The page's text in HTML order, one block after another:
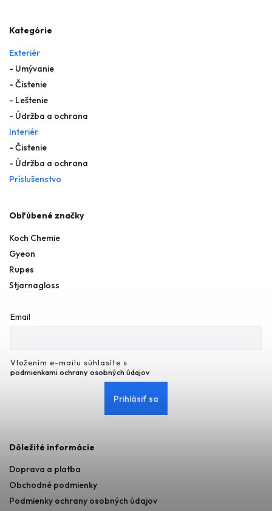
Kategórie
Exteriér
- Umývanie
- Čistenie
- Leštenie
- Údržba a ochrana
Interiér
- Čistenie
- Údržba a ochrana
Príslušenstvo
Obľúbené značky
Koch Chemie
Gyeon
Rupes
Stjarnagloss
Email
Vložením e-mailu súhlasíte s
podmienkami ochrany osobných údajov
Prihlásiť sa
Dôležité informácie
Doprava a platba
Obchodné podmienky
Podmienky ochrany osobných údajov